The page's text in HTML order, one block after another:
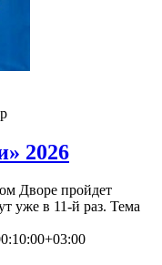
2026
Дворе пройдет
уже в 11-й раз. Тема